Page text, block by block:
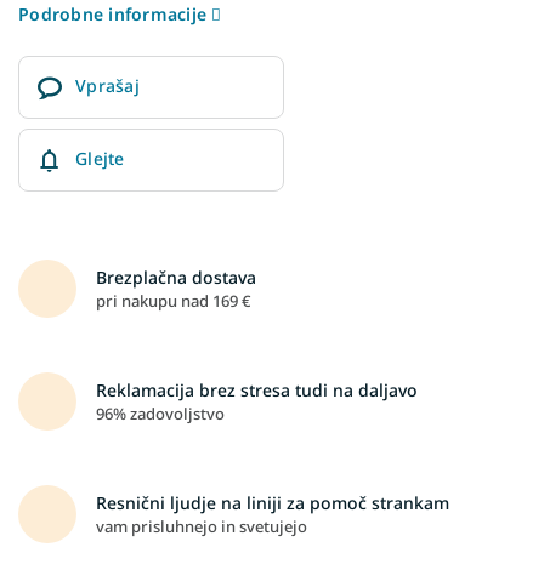
Podrobne informacije
Vprašaj
Glejte
Brezplačna dostava
pri nakupu nad 169 €
Reklamacija brez stresa tudi na daljavo
96% zadovoljstvo
Resnični ljudje na liniji za pomoč strankam
vam prisluhnejo in svetujejo